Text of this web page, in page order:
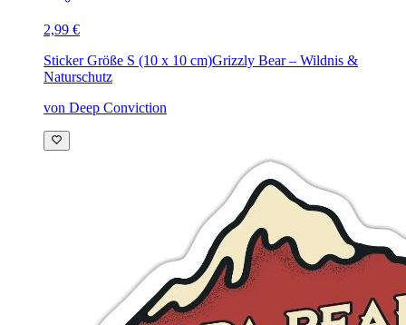
2,99 €
Sticker Größe S (10 x 10 cm)Grizzly Bear – Wildnis &
Naturschutz
von Deep Conviction